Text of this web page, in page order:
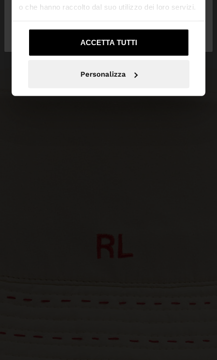
o che hanno raccolto dal suo utilizzo dei loro servizi.
ACCETTA TUTTI
Personalizza